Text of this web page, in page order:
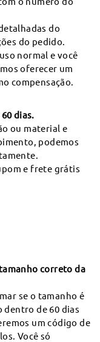
dias
ser trocados
nos materiais e
do
do pedido.
normal e você
oferecer um
compensação.
dias.
ou material e
podemos
e frete grátis
correto da
se o tamanho é
dentro de 60 dias
um código de
Você só
site para